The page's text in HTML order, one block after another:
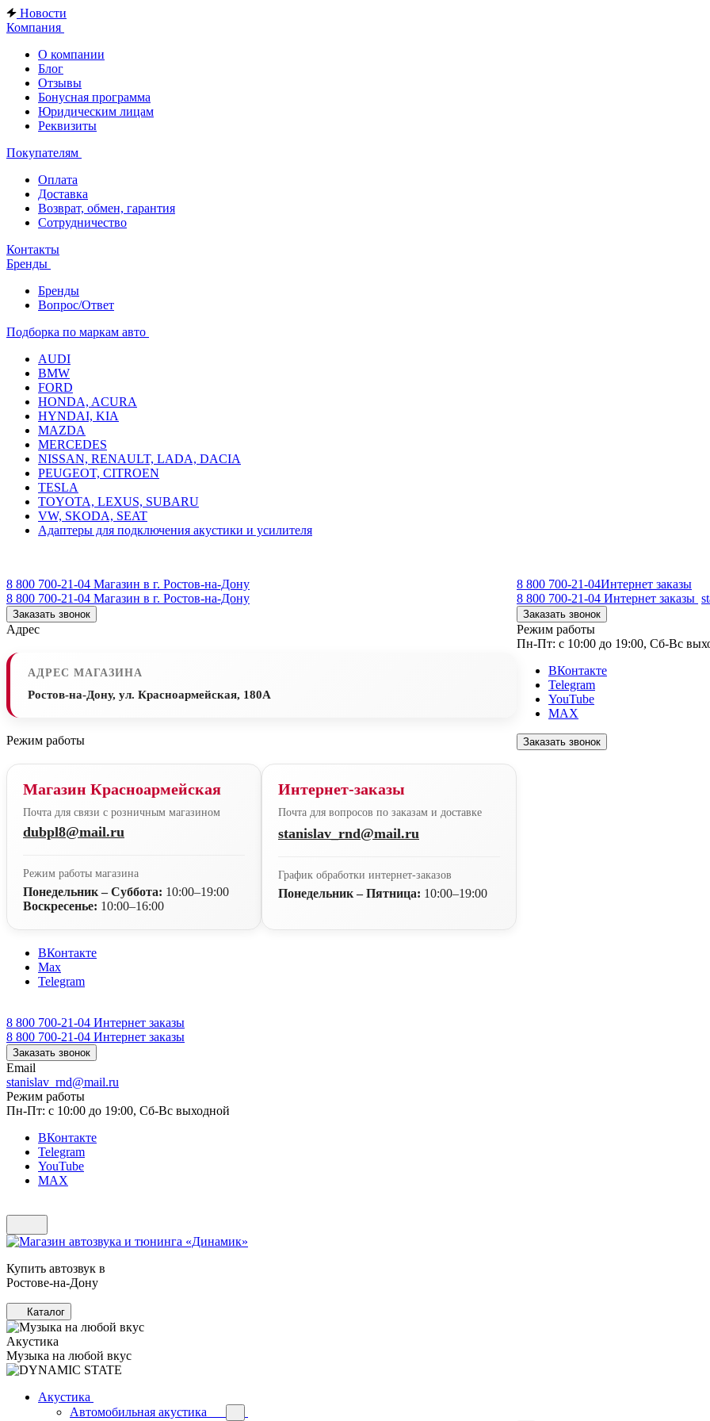
Новости
Компания
О компании
Блог
Отзывы
Бонусная программа
Юридическим лицам
Реквизиты
Покупателям
Оплата
Доставка
Возврат, обмен, гарантия
Сотрудничество
Контакты
Бренды
Бренды
Вопрос/Ответ
Подборка по маркам авто
AUDI
BMW
FORD
HONDA, ACURA
HYNDAI, KIA
MAZDA
MERCEDES
NISSAN, RENAULT, LADA, DACIA
PEUGEOT, CITROEN
TESLA
TOYOTA, LEXUS, SUBARU
VW, SKODA, SEAT
Адаптеры для подключения акустики и усилителя
8 800 700-21-04 Магазин в г. Ростов-на-Дону
8 800 700-21-04 Магазин в г. Ростов-на-Дону
Заказать звонок
Адрес
АДРЕС МАГАЗИНА
Ростов-на-Дону, ул. Красноармейская, 180А
Режим работы
Магазин Красноармейская
Почта для связи с розничным магазином
dubpl8@mail.ru
Режим работы магазина
Понедельник – Суббота: 10:00–19:00
Воскресенье: 10:00–16:00
Интернет-заказы
Почта для вопросов по заказам и доставке
stanislav_rnd@mail.ru
График обработки интернет-заказов
Понедельник – Пятница: 10:00–19:00
ВКонтакте
Max
Telegram
8 800 700-21-04 Интернет заказы
8 800 700-21-04 Интернет заказы
Заказать звонок
Email
stanislav_rnd@mail.ru
Режим работы
Пн-Пт: с 10:00 до 19:00, Сб-Вс выходной
ВКонтакте
Telegram
YouTube
MAX
8 800 700-21-04Интернет заказы
8 800 700-21-04 Интернет заказы
Заказать звонок
Режим работы
Пн-Пт: с 10:00 до 19:00, Сб-Вс
ВКонтакте
Telegram
YouTube
MAX
Заказать звонок
Купить автозвук в
Ростове-на-Дону
Каталог
Акустика
Музыка на любой вкус
Акустика
Автомобильная акустика